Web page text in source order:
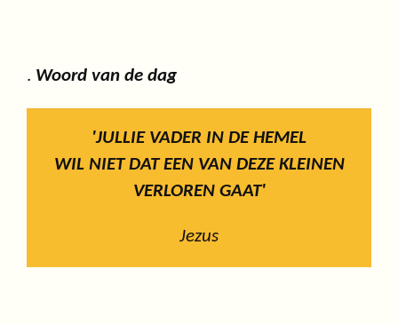
. Woord van de dag
'JULLIE VADER IN DE HEMEL
WIL NIET DAT EEN VAN DEZE KLEINEN
VERLOREN GAAT'
Jezus